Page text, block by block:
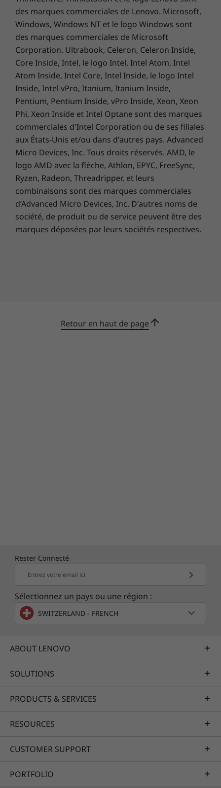
Un engagement durable
Le produit est livré dans un emballage de
protection contenant 90 % de plastique
recyclé, le boîtier de l’adaptateur d’alimentation
est fabriqué avec 30 % de plastique recyclé
post-consommation, et le sac d’emballage du
système comprend 90 % de déchets plastiques
détournés des océans. Le capot inférieur du PC
portable IdeaPad Slim 3i Gen 9 utilise même
30 % de plastique recyclé post-consommation.
Certifié EPEAT® Silver et ENERGY STAR®, il
répond aux critères de performance
environnementale en matière de longévité du
produit, de design circulaire et d’efficacité
énergétique. Lenovo propose également
l’option CO2 Offset Service pour la
compensation des émissions de carbone
des marques commerciales de Lenovo. Microsoft,
Windows, Windows NT et le logo Windows sont
des marques commerciales de Microsoft
Corporation. Ultrabook, Celeron, Celeron Inside,
Core Inside, Intel, le logo Intel, Intel Atom, Intel
Atom Inside, Intel Core, Intel Inside, le logo Intel
Inside, Intel vPro, Itanium, Itanium Inside,
Pentium, Pentium Inside, vPro Inside, Xeon, Xeon
Phi, Xeon Inside et Intel Optane sont des marques
commerciales d'Intel Corporation ou de ses filiales
aux États-Unis et/ou dans d'autres pays. Advanced
Micro Devices, Inc. Tous droits réservés. AMD, le
logo AMD avec la flèche, Athlon, EPYC, FreeSync,
Ryzen, Radeon, Threadripper, et leurs
combinaisons sont des marques commerciales
d’Advanced Micro Devices, Inc. D'autres noms de
société, de produit ou de service peuvent être des
marques déposées par leurs sociétés respectives.
Retour en haut de page
Rester Connecté
Entrez votre email ici
Sélectionnez un pays ou une région :
SWITZERLAND - FRENCH
ABOUT LENOVO
SOLUTIONS
PRODUCTS & SERVICES
RESOURCES
CUSTOMER SUPPORT
PORTFOLIO